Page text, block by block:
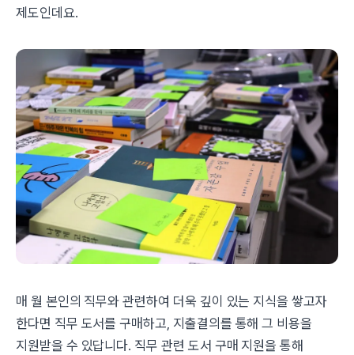
제도인데요.
매 월 본인의 직무와 관련하여 더욱 깊이 있는 지식을 쌓고자
한다면 직무 도서를 구매하고, 지출결의를 통해 그 비용을
지원받을 수 있답니다. 직무 관련 도서 구매 지원을 통해